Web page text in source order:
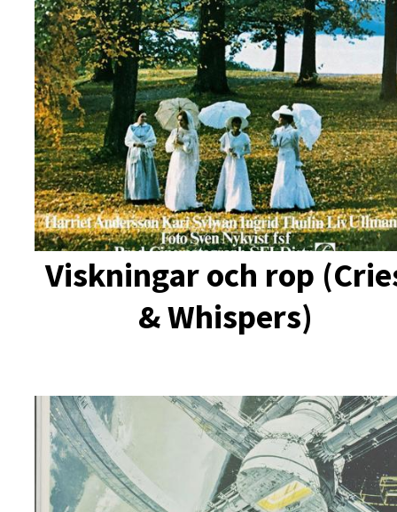
Viskningar och rop
& Whispers)